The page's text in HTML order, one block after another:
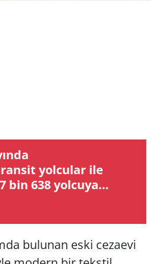
yolcular ile
bin 638 yolcuya
bulunan eski cezaevi